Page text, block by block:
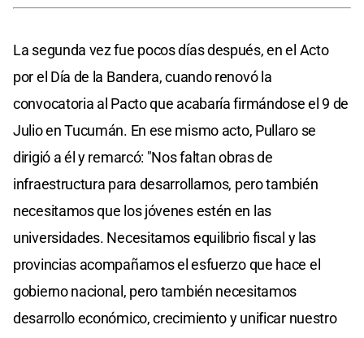
La segunda vez fue pocos días después, en el Acto
por el Día de la Bandera, cuando renovó la
convocatoria al Pacto que acabaría firmándose el 9 de
Julio en Tucumán. En ese mismo acto, Pullaro se
dirigió a él y remarcó: "Nos faltan obras de
infraestructura para desarrollarnos, pero también
necesitamos que los jóvenes estén en las
universidades. Necesitamos equilibrio fiscal y las
provincias acompañamos el esfuerzo que hace el
gobierno nacional, pero también necesitamos
desarrollo económico, crecimiento y unificar nuestro